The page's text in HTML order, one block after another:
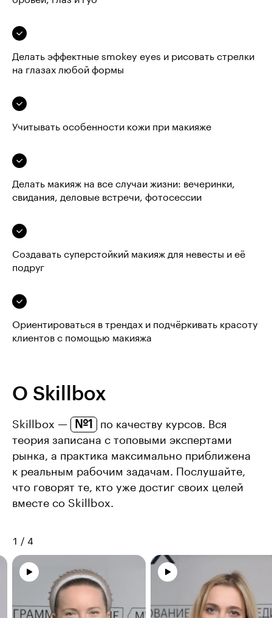
Делать эффектные smokey eyes и рисовать стрелки
на глазах любой формы
Учитывать особенности кожи при макияже
Делать макияж на все случаи жизни: вечеринки,
свидания, деловые встречи, фотосессии
Создавать суперстойкий макияж для невесты и её
подруг
Ориентироваться в трендах и подчёркивать красоту
клиентов с помощью макияжа
О Skillbox
Skillbox — №1
по качеству курсов. Вся
теория записана с топовыми экспертами
рынка, а практика максимально приближена
к реальным рабочим задачам. Послушайте,
что говорят те, кто уже достиг своих целей
вместе со Skillbox.
1 / 4